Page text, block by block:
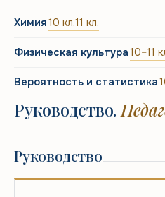
Химия10 кл.11 кл.
Физическая культура10–11
Вероятность и статистика
Руководство.
Руководство